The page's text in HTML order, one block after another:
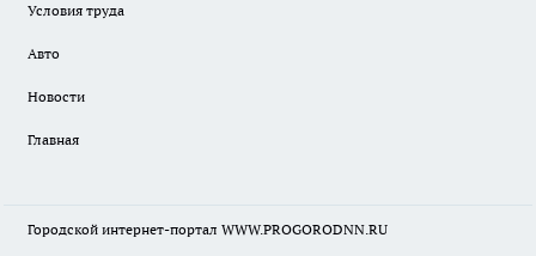
Условия труда
Авто
Новости
Главная
Городской интернет-портал WWW.PROGORODNN.RU